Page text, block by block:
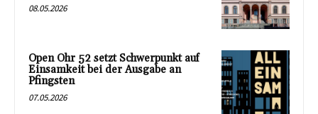
08.05.2026
Open Ohr 52 setzt Schwerpunkt auf
Einsamkeit bei der Ausgabe an
Pfingsten
07.05.2026